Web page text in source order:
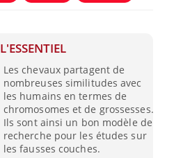
L'ESSENTIEL
Les chevaux partagent de
nombreuses similitudes avec
les humains en termes de
chromosomes et de grossesses.
Ils sont ainsi un bon modèle de
recherche pour les études sur
les fausses couches.